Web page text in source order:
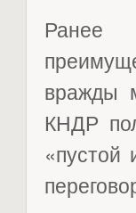
Ранее
вражды
КНДР